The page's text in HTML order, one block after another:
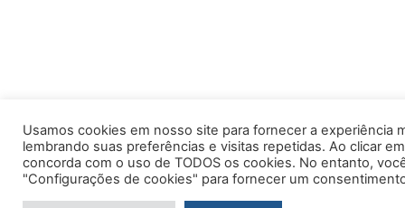
Usamos cookies em nosso site para fornecer a experiência
lembrando suas preferências e visitas repetidas. Ao clicar
concorda com o uso de TODOS os cookies. No entanto,
"Configurações de cookies" para fornecer um